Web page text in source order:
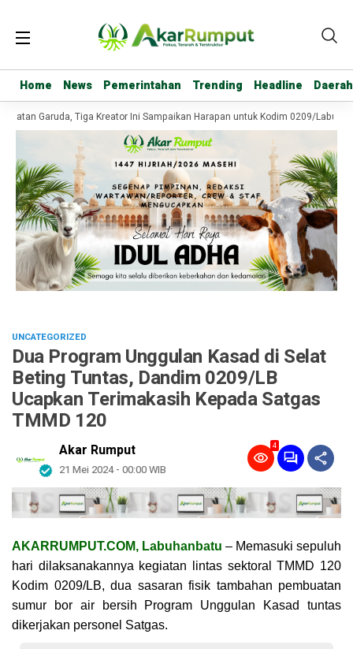
Home News Pemerintahan Trending Headline Daerah
Home News Pemerintahan Trending Headline Daerah
Garuda, Tiga Kreator Ini Sampaikan Harapan untuk Kodim 0209/
UNCATEGORIZED
Dua Program Unggulan Kasad di Selat
Beting Tuntas, Dandim 0209/LB
Ucapkan Terimakasih Kepada Satgas
TMMD 120
Akar Rumput
21 Mei 2024 - 00:00 WIB
4
AKARRUMPUT.COM, Labuhanbatu – Memasuki sepuluh
hari dilaksanakannya kegiatan lintas sektoral TMMD 120
Kodim 0209/LB, dua sasaran fisik tambahan pembuatan
sumur bor air bersih Program Unggulan Kasad tuntas
dikerjakan personel Satgas.